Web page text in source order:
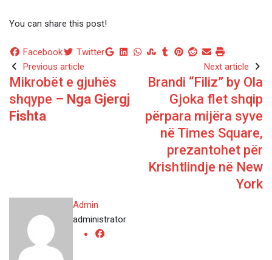
You can share this post!
Facebook Twitter Google+
LinkedIn
Whatsapp
StumbleUpon
TumblrPinterest
RedditShare
via
Email
Previous article
Mikrobët e gjuhës
shqype – Nga Gjergj
Fishta
Next article
Brandi “Filiz” by Ola
Gjoka flet shqip
përpara mijëra syve
në Times Square,
prezantohet për
Krishtlindje në New
York
Admin
administrator